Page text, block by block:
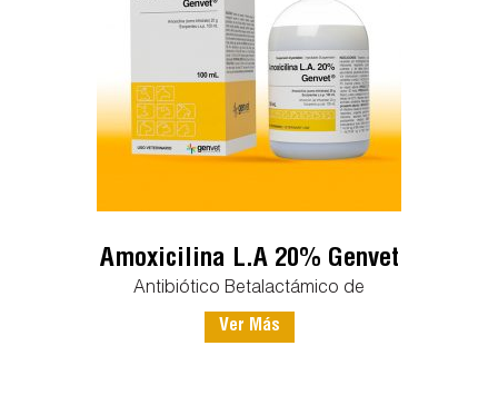
Amoxicilina L.A 20% Genvet
Antibiótico Betalactámico de
Ver Más